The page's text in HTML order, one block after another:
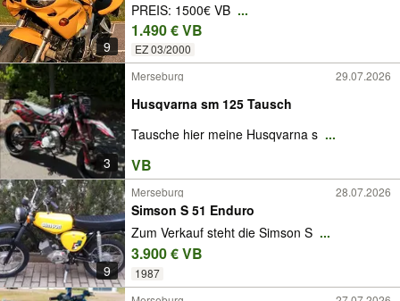
9
PREIS: 1500€ VB ...
1.490 € VB
EZ 03/2000
3
Merseburg 29.07.2026
Husqvarna sm 125 Tausch
Tausche hier meine Husqvarna s ...
VB
9
Merseburg 28.07.2026
Simson S 51 Enduro
Zum Verkauf steht die Simson S ...
3.900 € VB
1987